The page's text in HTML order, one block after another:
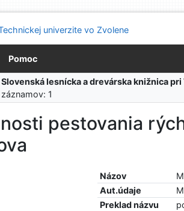
Pomoc
Slovenská lesnícka a drevárska knižnica
1
pestovania
Názov
Aut.údaje
Preklad názvu